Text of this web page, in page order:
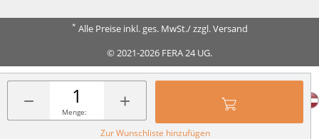
− +
Menge:
Zur Wunschliste hinzufügen
* Alle Preise inkl. ges. MwSt./ zzgl. Versand
© 2021-2026 FERA 24 UG.
FERA INTERNATIONAL: